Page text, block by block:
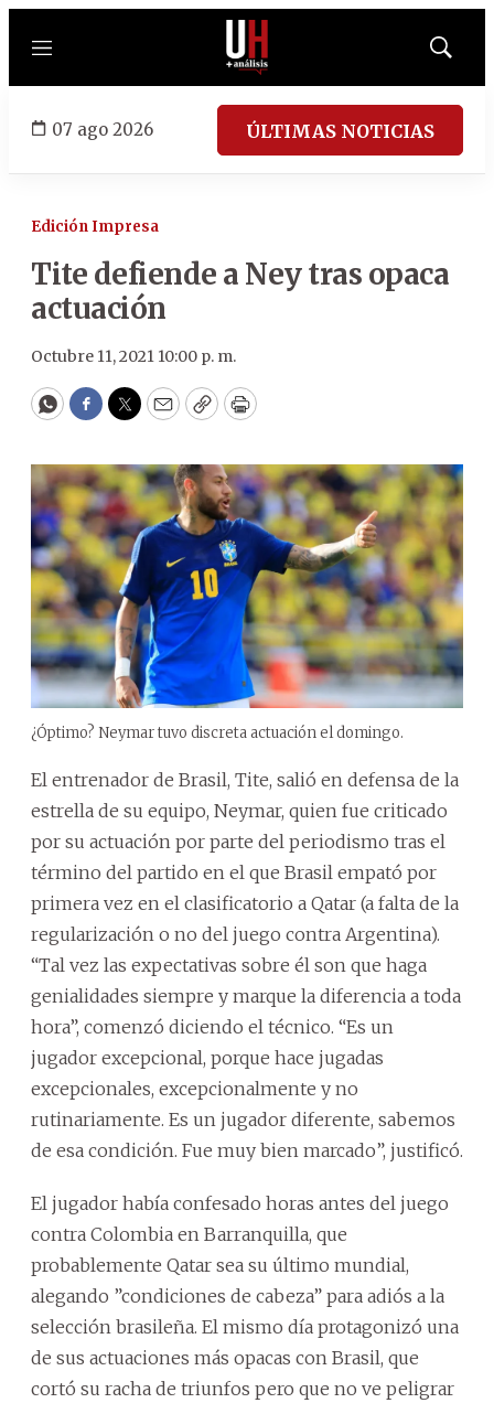
Menú
Mostrar
07 ago 2026 ÚLTIMAS NOTICIAS
Edición Impresa
Tite defiende a Ney tras opaca
actuación
Octubre 11, 2021 10:00 p. m.
WhatsApp
Facebook
Twitter
EmailCopyPrint
¿Óptimo? Neymar tuvo discreta actuación el domingo.
El entrenador de Brasil, Tite, salió en defensa de la
estrella de su equipo, Neymar, quien fue criticado
por su actuación por parte del periodismo tras el
término del partido en el que Brasil empató por
primera vez en el clasificatorio a Qatar (a falta de la
regularización o no del juego contra Argentina).
“Tal vez las expectativas sobre él son que haga
genialidades siempre y marque la diferencia a toda
hora”, comenzó diciendo el técnico. “Es un
jugador excepcional, porque hace jugadas
excepcionales, excepcionalmente y no
rutinariamente. Es un jugador diferente, sabemos
de esa condición. Fue muy bien marcado”, justificó.
El jugador había confesado horas antes del juego
contra Colombia en Barranquilla, que
probablemente Qatar sea su último mundial,
alegando ”condiciones de cabeza” para adiós a la
selección brasileña. El mismo día protagonizó una
de sus actuaciones más opacas con Brasil, que
cortó su racha de triunfos pero que no ve peligrar